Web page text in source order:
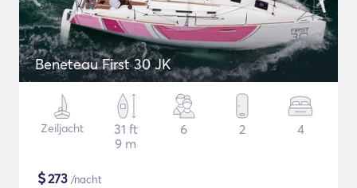
Beneteau First 30 JK
Zeiljacht
31 ft
9 m
6 2 4
$273 /nacht